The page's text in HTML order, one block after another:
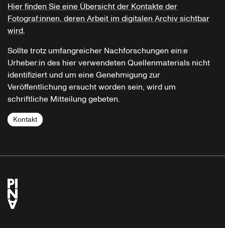
Hier finden Sie eine Übersicht der Kontakte der
Fotograf:innen, deren Arbeit im digitalen Archiv sichtbar
wird.
Sollte trotz umfangreicher Nachforschungen ein:e
Urheber:in des hier verwendeten Quellenmaterials nicht
identifiziert und um eine Genehmigung zur
Veröffentlichung ersucht worden sein, wird um
schriftliche Mitteilung gebeten.
Kontakt